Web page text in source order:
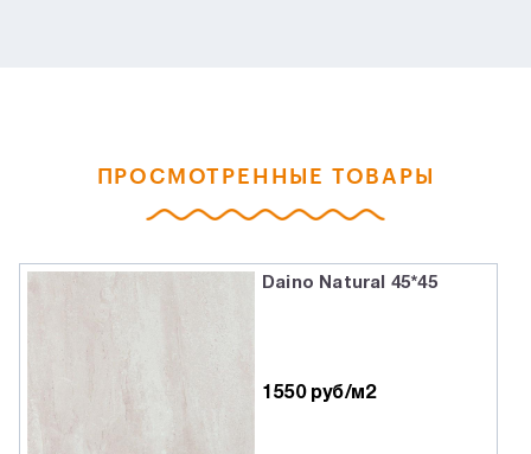
ПРОСМОТРЕННЫЕ ТОВАРЫ
Daino Natural 45*45
1550 руб/м2